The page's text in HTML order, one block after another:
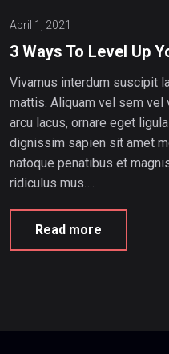
April 1, 2021
3 Ways To Level Up
Vivamus interdum suscipit
mattis. Aliquam vel sem vel
arcu lacus, ornare eget
dignissim sapien sit amet
natoque penatibus et
ridiculus mus….
Read more